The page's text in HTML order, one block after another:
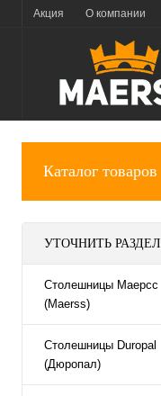
Акция О компании
Каталог товаров
УТОЧНИТЬ РАЗДЕЛ
Столешницы Маерсс
(Maerss)
Столешницы Duropal
(Дюропал)